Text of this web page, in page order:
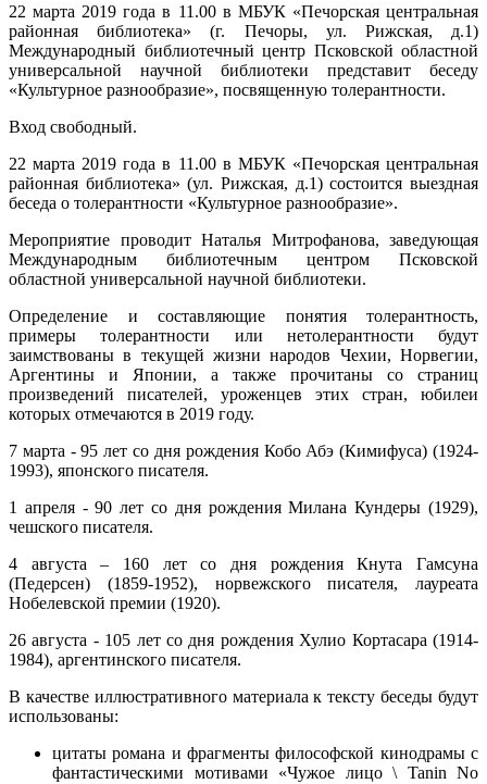
22 марта 2019 года в 11.00 в МБУК «Печорская центральная
районная библиотека» (г. Печоры, ул. Рижская, д.1)
Международный библиотечный центр Псковской областной
универсальной научной библиотеки представит беседу
«Культурное разнообразие», посвященную толерантности.
Вход свободный.
22 марта 2019 года в 11.00 в МБУК «Печорская центральная
районная библиотека» (ул. Рижская, д.1) состоится выездная
беседа о толерантности «Культурное разнообразие».
Мероприятие проводит Наталья Митрофанова, заведующая
Международным библиотечным центром Псковской
областной универсальной научной библиотеки.
Определение и составляющие понятия толерантность,
примеры толерантности или нетолерантности будут
заимствованы в текущей жизни народов Чехии, Норвегии,
Аргентины и Японии, а также прочитаны со страниц
произведений писателей, уроженцев этих стран, юбилеи
которых отмечаются в 2019 году.
7 марта - 95 лет со дня рождения Кобо Абэ (Кимифуса) (1924-
1993), японского писателя.
1 апреля - 90 лет со дня рождения Милана Кундеры (1929),
чешского писателя.
4 августа – 160 лет со дня рождения Кнута Гамсуна
(Педерсен) (1859-1952), норвежского писателя, лауреата
Нобелевской премии (1920).
26 августа - 105 лет со дня рождения Хулио Кортасара (1914-
1984), аргентинского писателя.
В качестве иллюстративного материала к тексту беседы будут
использованы:
цитаты романа и фрагменты философской кинодрамы с
фантастическими мотивами «Чужое лицо \ Tanin No